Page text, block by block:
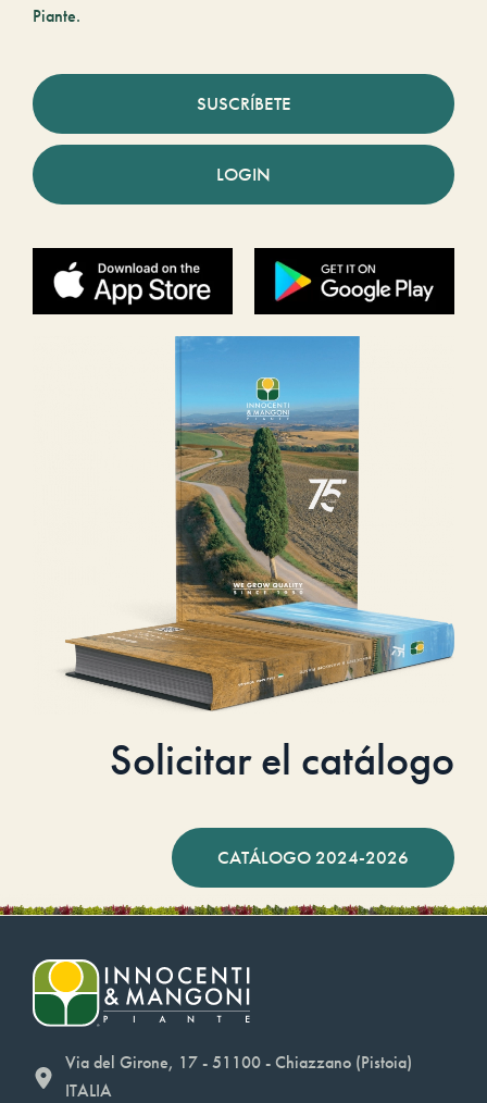
Piante.
SUSCRÍBETE
LOGIN
Solicitar el catálogo
CATÁLOGO 2024-2026
Via del Girone, 17 - 51100 - Chiazzano (Pistoia)
ITALIA